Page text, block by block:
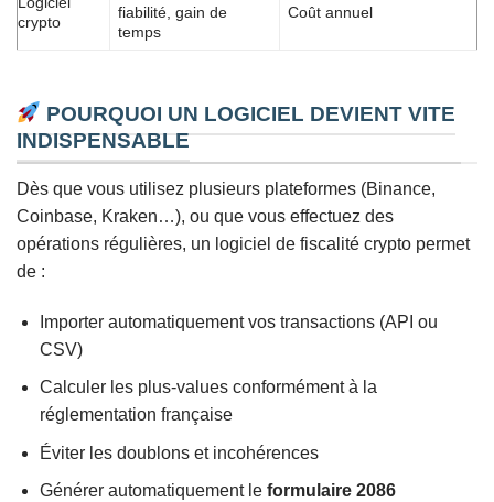
crypto
fiabilité, gain de
temps
Coût annuel
POURQUOI UN LOGICIEL DEVIENT VITE
INDISPENSABLE
Dès que vous utilisez plusieurs plateformes (Binance,
Coinbase, Kraken…), ou que vous effectuez des
opérations régulières, un logiciel de fiscalité crypto permet
de :
Importer automatiquement vos transactions (API ou
CSV)
Calculer les plus-values conformément à la
réglementation française
Éviter les doublons et incohérences
Générer automatiquement le formulaire 2086